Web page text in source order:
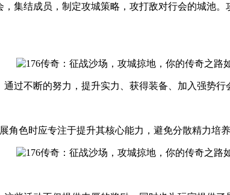
集结成员，制定攻城策略，攻打敌对行会的城池
过不断的努力，提升实力、获得装备、加入强势行
色时应专注于提升其核心能力，避免分散精力培养